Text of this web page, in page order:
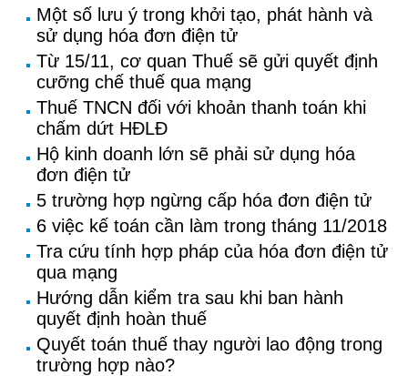
Một số lưu ý trong khởi tạo, phát hành và
sử dụng hóa đơn điện tử
Từ 15/11, cơ quan Thuế sẽ gửi quyết định
cưỡng chế thuế qua mạng
Thuế TNCN đối với khoản thanh toán khi
chấm dứt HĐLĐ
Hộ kinh doanh lớn sẽ phải sử dụng hóa
đơn điện tử
5 trường hợp ngừng cấp hóa đơn điện tử
6 việc kế toán cần làm trong tháng 11/2018
Tra cứu tính hợp pháp của hóa đơn điện tử
qua mạng
Hướng dẫn kiểm tra sau khi ban hành
quyết định hoàn thuế
Quyết toán thuế thay người lao động trong
trường hợp nào?